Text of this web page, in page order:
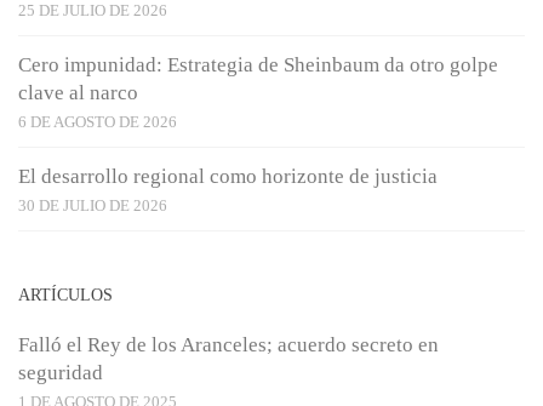
25 DE JULIO DE 2026
Cero impunidad: Estrategia de Sheinbaum da otro golpe
clave al narco
6 DE AGOSTO DE 2026
El desarrollo regional como horizonte de justicia
30 DE JULIO DE 2026
ARTÍCULOS
Falló el Rey de los Aranceles; acuerdo secreto en
seguridad
1 DE AGOSTO DE 2025